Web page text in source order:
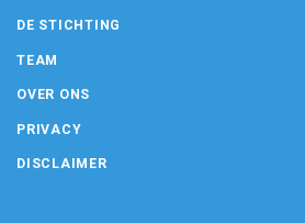
DE STICHTING
TEAM
OVER ONS
PRIVACY
DISCLAIMER